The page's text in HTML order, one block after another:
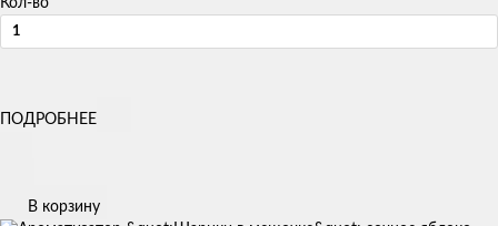
Кол-во
ПОДРОБНЕЕ
В корзину